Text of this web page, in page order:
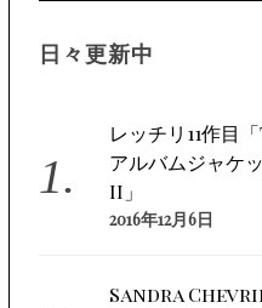
日々更新中
レッチリ11作目
アルバムジャ
II」
2016年12月6日
Sandra